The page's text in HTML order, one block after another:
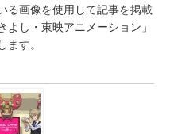
る画像を使用して記事を掲載
し・東映アニメーション」
ます。